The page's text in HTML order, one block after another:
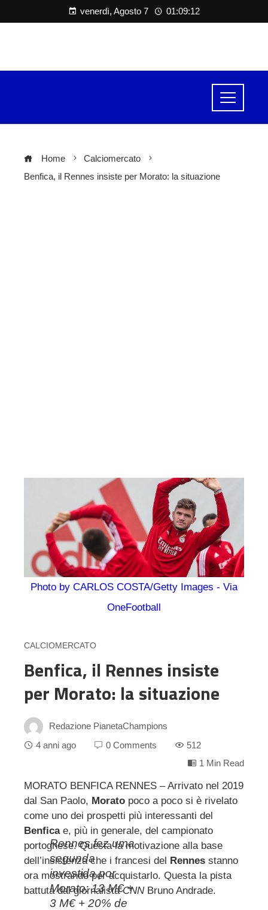
venerdì, Agosto 7 01:09:12
Home
Calciomercato
Benfica, il Rennes insiste per Morato: la situazione
Photo by CARLOS COSTA/Getty Images - Via
OneFootball
CALCIOMERCATO
Benfica, il Rennes insiste
per Morato: la situazione
Redazione PianetaChampions
4 anni ago
0 Comments
512
1 Min Read
MORATO BENFICA RENNES – Arrivato nel 2019
dal San Paolo, Morato poco a poco si è rivelato
come uno dei prospetti più interessanti del
Benficae, più in generale, del campionato
portoghese. Questa la motivazione alla base
dell’insistenza che i francesi del Rennes stanno
ora mostrando per acquistarlo. Questa la pista
battuta dal giornalistaCNNBruno Andrade.
Rennes fez uma
segunda
investida por
Morato: 13 M€ +
3 M€ + 20% de